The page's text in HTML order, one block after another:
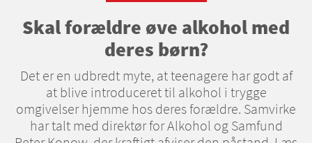
Skal forældre øve alkohol med
deres børn?
Det er en udbredt myte, at teenagere har godt af
at blive introduceret til alkohol i trygge
omgivelser hjemme hos deres forældre. Samvirke
har talt med direktør for Alkohol og Samfund